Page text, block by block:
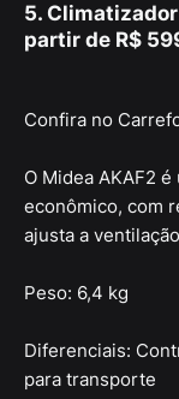
5.
partir de R$
Confira no
O Midea AKAF2
econômico, com
ajusta a
Peso: 6,4 kg
Diferenciais:
para transporte